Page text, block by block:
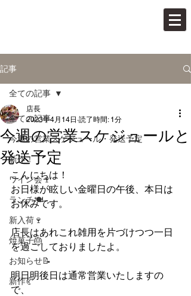
記事
全ての記事
今週の営業スケジュール・発送予定
新作！
ワイン会🍷
ランチ🍽
新入荷🍷
焼菓子🎂
お知らせ📝
新作🥐
全ての記事
今週の営業スケジュールと
発送予定
店長
2023年4月14日 読了時間: 1分
こんにちは！
お日様が眩しい金曜日の午後、本日は
お休みです。
店長はあれこれ雑用を片づけつつ一日
を過ごしておりましたよ。
明日明後日は通常営業いたしますの
で、